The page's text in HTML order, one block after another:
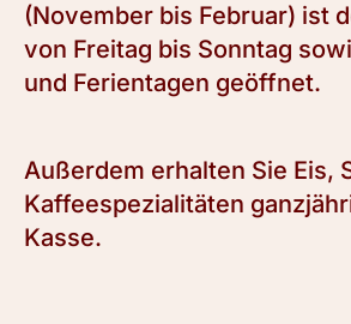
(November bis Februar) ist
von Freitag bis Sonntag
und Ferientagen geöffnet.
Außerdem erhalten Sie Eis,
Kaffeespezialitäten
Kasse.